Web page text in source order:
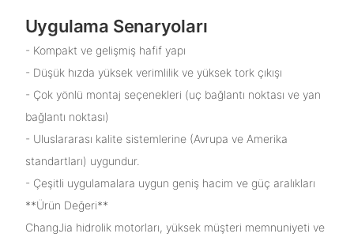
Uygulama Senaryoları
- Kompakt ve gelişmiş hafif yapı
- Düşük hızda yüksek verimlilik ve yüksek tork çıkışı
- Çok yönlü montaj seçenekleri (uç bağlantı noktası ve yan
bağlantı noktası)
- Uluslararası kalite sistemlerine (Avrupa ve Amerika
standartları) uygundur.
- Çeşitli uygulamalara uygun geniş hacim ve güç aralıkları
**Ürün Değeri**
ChangJia hidrolik motorları, yüksek müşteri memnuniyeti ve